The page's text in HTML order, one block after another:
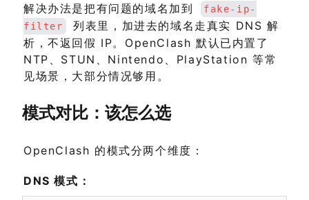
解决办法是把有问题的域名加到
fake-ip-
filter
列表里，加进去的域名走真实 DNS 解
析，不返回假 IP。OpenClash 默认已内置了
NTP、STUN、Nintendo、PlayStation 等常
见场景，大部分情况够用。
模式对比：该怎么选
OpenClash 的模式分两个维度：
DNS 模式：